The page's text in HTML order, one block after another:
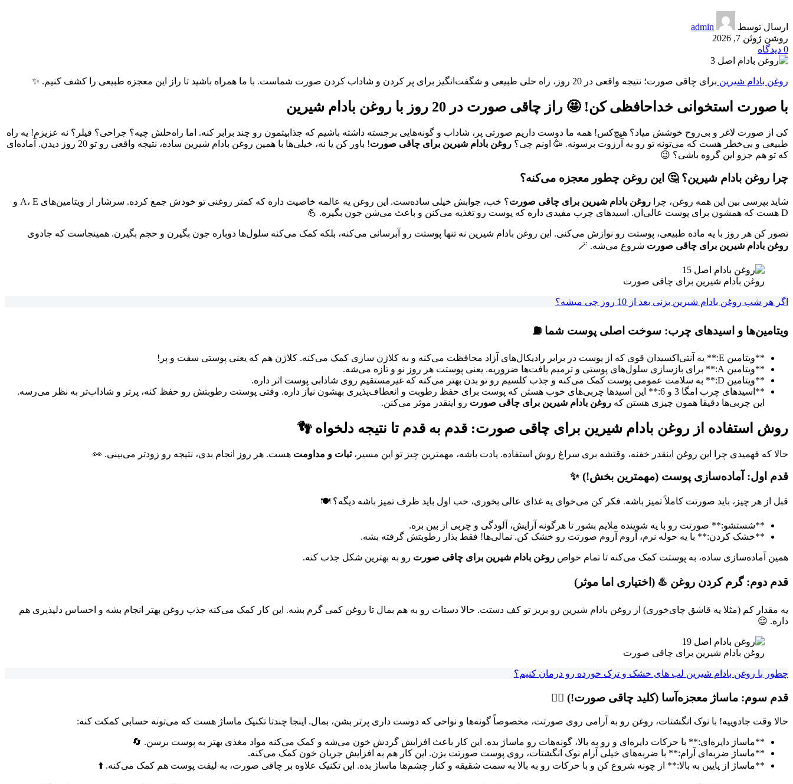
ارسال توسط
admin
روشن ژوئن 7, 2026
0 دیدگاه
روغن بادام شیرین برای چاقی صورت؛ نتیجه واقعی در 20 روز، راه حلی طبیعی و شگفت‌انگیز برای پر کردن و شاداب کردن صورت شماست. با ما همراه باشید تا راز این معجزه طبیعی را کشف کنیم. ✨
با صورت استخوانی خداحافظی کن! 🤩 راز چاقی صورت در 20 روز با روغن بادام شیرین
کی از صورت لاغر و بی‌روح خوشش میاد؟ هیچ‌کس! همه ما دوست داریم صورتی پر، شاداب و گونه‌هایی برجسته داشته باشیم که جذابیتمون رو چند برابر کنه. اما راه‌حلش چیه؟ جراحی؟ فیلر؟ نه عزیزم! یه راه
طبیعی و بی‌خطر هست که می‌تونه تو رو به آرزوت برسونه. 🥳 اونم چی؟ روغن بادام شیرین برای چاقی صورت
! باور کن یا نه، خیلی‌ها با همین روغن بادام شیرین ساده، نتیجه واقعی رو تو 20 روز دیدن. آماده‌ای
که تو هم جزو این گروه باشی؟ 😉
چرا روغن بادام شیرین؟ 🤔 این روغن چطور معجزه می‌کنه؟
شاید بپرسی بین این همه روغن، چرا روغن بادام شیرین برای چاقی صورت
؟ خب، جوابش خیلی ساده‌ست. این روغن یه عالمه خاصیت داره که کمتر روغنی تو خودش جمع کرده. سرشار از ویتامین‌های A، E و
D هست که همشون برای پوست عالی‌ان. اسیدهای چرب مفیدی داره که پوست رو تغذیه می‌کنن و باعث می‌شن جون بگیره. 💪
تصور کن هر روز با یه ماده طبیعی، پوستت رو نوازش می‌کنی. این روغن بادام شیرین نه تنها پوستت رو آبرسانی می‌کنه، بلکه کمک می‌کنه سلول‌ها دوباره جون بگیرن و حجم بگیرن. همینجاست که جادوی
روغن بادام شیرین برای چاقی صورت شروع می‌شه. 🪄
روغن بادام شیرین برای چاقی صورت
اگر هر شب روغن بادام شیرین بزنی بعد از 10 روز چی میشه؟
ویتامین‌ها و اسیدهای چرب: سوخت اصلی پوست شما ⛽
**ویتامین E:** یه آنتی‌اکسیدان قوی که از پوست در برابر رادیکال‌های آزاد محافظت می‌کنه و به کلاژن سازی کمک می‌کنه. کلاژن هم که یعنی پوستی سفت و پر!
**ویتامین A:** برای بازسازی سلول‌های پوستی و ترمیم بافت‌ها ضروریه. یعنی پوستت هر روز نو و تازه می‌شه.
**ویتامین D:** به سلامت عمومی پوست کمک می‌کنه و جذب کلسیم رو تو بدن بهتر می‌کنه که غیرمستقیم روی شادابی پوست اثر داره.
**اسیدهای چرب امگا 3 و 6:** این اسیدها چربی‌های خوب هستن که پوست برای حفظ رطوبت و انعطاف‌پذیری بهشون نیاز داره. وقتی پوستت رطوبتش رو حفظ کنه، پرتر و شاداب‌تر به نظر می‌رسه.
این چربی‌ها دقیقا همون چیزی هستن که روغن بادام شیرین برای چاقی صورت رو اینقدر موثر می‌کنن.
روش استفاده از روغن بادام شیرین برای چاقی صورت: قدم به قدم تا نتیجه دلخواه 👣
حالا که فهمیدی چرا این روغن اینقدر خفنه، وقتشه بری سراغ روش استفاده. یادت باشه، مهمترین چیز تو این مسیر،ثبات و مداومت هست. هر روز انجام بدی، نتیجه رو زودتر می‌بینی. 👀
قدم اول: آماده‌سازی پوست (مهمترین بخش!) ✨
قبل از هر چیز، باید صورتت کاملاً تمیز باشه. فکر کن می‌خوای یه غذای عالی بخوری، خب اول باید ظرف تمیز باشه دیگه؟ 🍽️
**شستشو:** صورتت رو با یه شوینده ملایم بشور تا هرگونه آرایش، آلودگی و چربی از بین بره.
**خشک کردن:** با یه حوله نرم، آروم آروم صورتت رو خشک کن. نمالی‌ها! فقط بذار رطوبتش گرفته بشه.
همین آماده‌سازی ساده، به پوستت کمک می‌کنه تا تمام خواص روغن بادام شیرین برای چاقی صورت رو به بهترین شکل جذب کنه.
قدم دوم: گرم کردن روغن ♨️ (اختیاری اما موثر)
یه مقدار کم (مثلا یه قاشق چای‌خوری) از روغن بادام شیرین رو بریز تو کف دستت. حالا دستات رو به هم بمال تا روغن کمی گرم بشه. این کار کمک می‌کنه جذب روغن بهتر انجام بشه و احساس دلپذیری هم
داره. 😌
روغن بادام شیرین برای چاقی صورت
چطور با روغن بادام شیرین لب های خشک و ترک خورده رو درمان کنیم؟
قدم سوم: ماساژ معجزه‌آسا (کلید چاقی صورت!) 💆‍♀️
حالا وقت جادوییه! با نوک انگشتات، روغن رو به آرامی روی صورتت، مخصوصاً گونه‌ها و نواحی که دوست داری پرتر بشن، بمال. اینجا چندتا تکنیک ماساژ هست که می‌تونه حسابی کمکت کنه:
**ماساژ دایره‌ای:** با حرکات دایره‌ای و رو به بالا، گونه‌هات رو ماساژ بده. این کار باعث افزایش گردش خون می‌شه و کمک می‌کنه مواد مغذی بهتر به پوست برسن. 🔄
**ماساژ ضربه‌ای آرام:** با ضربه‌های خیلی آرام نوک انگشتات، روی پوست صورتت بزن. این کار هم به افزایش جریان خون کمک می‌کنه.
**ماساژ از پایین به بالا:** از چونه شروع کن و با حرکات رو به بالا به سمت شقیقه و کنار چشم‌ها ماساژ بده. این تکنیک علاوه بر چاقی صورت، به لیفت پوست هم کمک می‌کنه. ⬆️